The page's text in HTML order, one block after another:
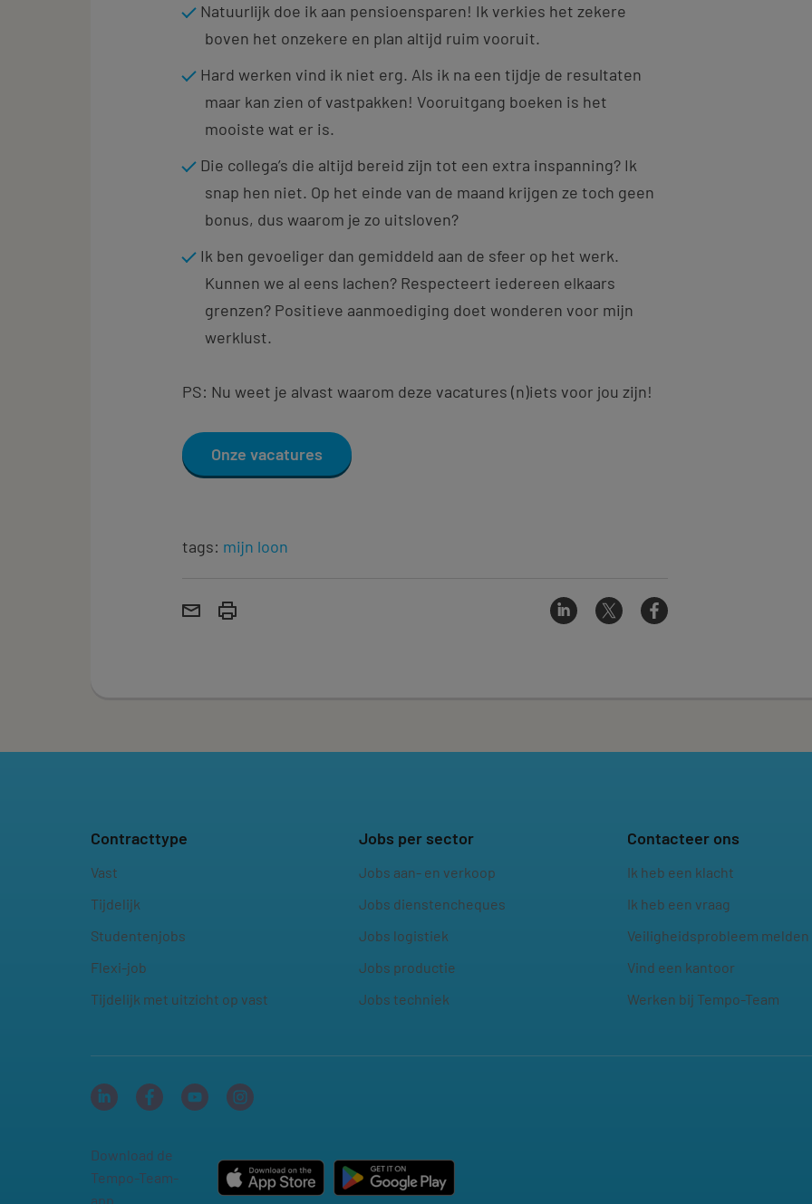
Natuurlijk doe ik aan pensioensparen! Ik verkies het zekere
boven het onzekere en plan altijd ruim vooruit.
Hard werken vind ik niet erg. Als ik na een tijdje de resultaten
maar kan zien of vastpakken! Vooruitgang boeken is het
mooiste wat er is.
Die collega’s die altijd bereid zijn tot een extra inspanning? Ik
snap hen niet. Op het einde van de maand krijgen ze toch geen
bonus, dus waarom je zo uitsloven?
Ik ben gevoeliger dan gemiddeld aan de sfeer op het werk.
Kunnen we al eens lachen? Respecteert iedereen elkaars
grenzen? Positieve aanmoediging doet wonderen voor mijn
werklust.
PS: Nu weet je alvast waarom deze vacatures (n)iets voor jou zijn!
Onze vacatures
tags: mijn loon
Contracttype
Vast
Tijdelijk
Studentenjobs
Flexi-job
Tijdelijk met uitzicht op vast
Jobs per sector
Jobs aan- en verkoop
Jobs dienstencheques
Jobs logistiek
Jobs productie
Jobs techniek
Contacteer ons
Ik heb een klacht
Ik heb een vraag
Veiligheidsprobleem melden
Vind een kantoor
Werken bij Tempo-Team
Download de
Tempo-Team-
app